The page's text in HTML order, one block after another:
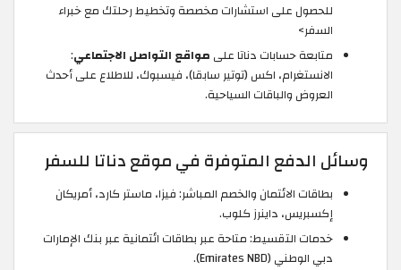
للحصول على استشارات مخصصة وتخطيط رحلتك مع خبراء
السفر>
متابعة حسابات دناتا على مواقع التواصل الاجتماعي:
الانستغرام، اكس (توتير سابقا)، فيسبوك، للاطلاع على أحدث
العروض والباقات السياحية.
وسائل الدفع المتوفرة في موقع دناتا للسفر
بطاقات الائتمان والخصم المباشر: فيزا، ماستر كارد، أمريكان
إكسبريس، داينرز كلوب.
خدمات التقسيط: متاحة عبر بطاقات ائتمانية عبر بنك الإمارات
دبي الوطني (Emirates NBD).